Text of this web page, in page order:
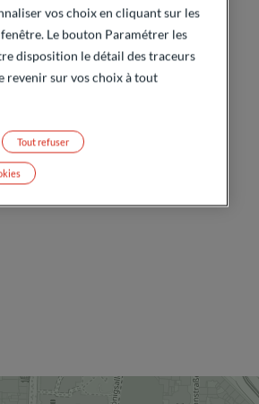
vos choix en cliquant sur les
Le bouton Paramétrer les
disposition le détail des traceurs
revenir sur vos choix à tout
Tout refuser